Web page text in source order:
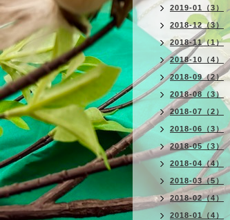
2019-01（3）
2018-12（3）
2018-11（1）
2018-10（4）
2018-09（2）
2018-08（3）
2018-07（2）
2018-06（3）
2018-05（3）
2018-04（4）
2018-03（5）
2018-02（4）
2018-01（4）